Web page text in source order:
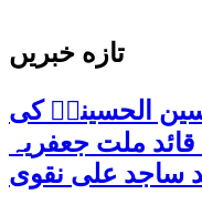
تازه خبریں
الحسینیؒ کی
قائد ملت جعفریہ
ساجد علی نقوی